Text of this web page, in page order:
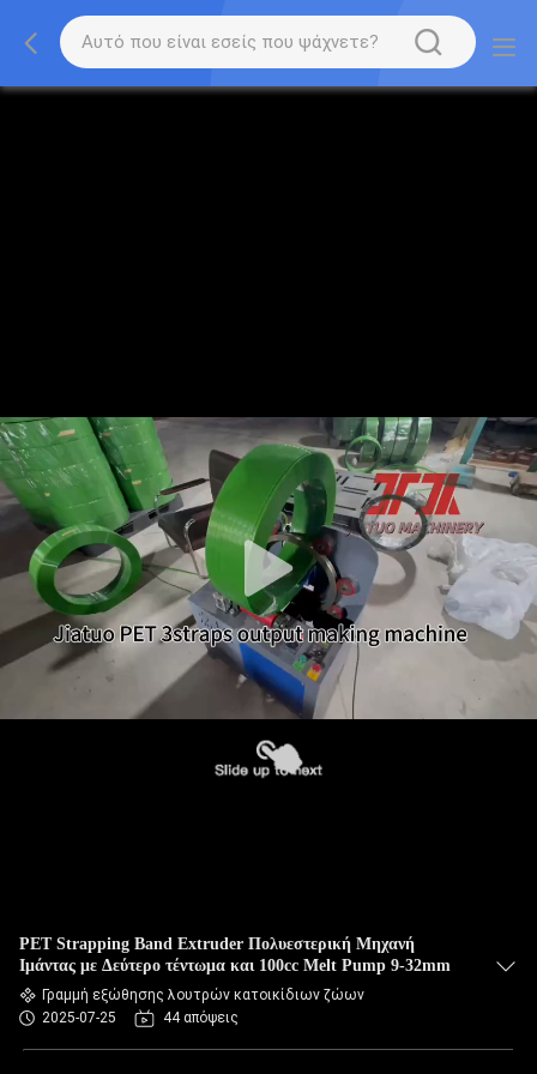
PET Strapping Band Extruder Πολυεστερική Μηχανή
Ιμάντας με Δεύτερο τέντωμα και 100cc Melt Pump 9-32mm
Γραμμή εξώθησης λουτρών κατοικίδιων ζώων
2025-07-25
44 απόψεις